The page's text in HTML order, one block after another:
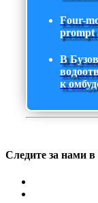
Four-
prompt
В
к
Следите за нами